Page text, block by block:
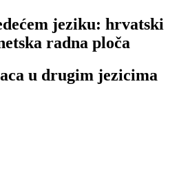
jeziku: hrvatski
radna ploča
u drugim jezicima